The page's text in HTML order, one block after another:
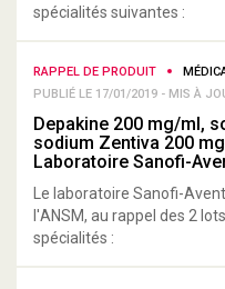
spécialités suivantes :
RAPPEL DE PRODUIT
PUBLIÉ LE 17/01/2019 - MIS À
Depakine 200 mg/ml,
sodium Zentiva 200
Laboratoire Sanofi-
Le laboratoire Sanofi-
l'ANSM, au rappel des 2
spécialités :